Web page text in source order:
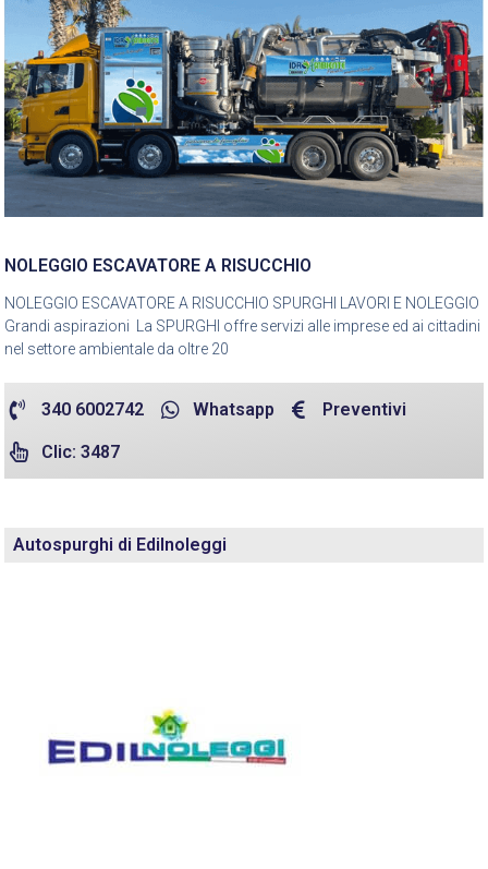
NOLEGGIO ESCAVATORE A RISUCCHIO
NOLEGGIO ESCAVATORE A RISUCCHIO SPURGHI LAVORI E NOLEGGIO
Grandi aspirazioni La SPURGHI offre servizi alle imprese ed ai cittadini
nel settore ambientale da oltre 20
340 6002742 Whatsapp Preventivi
Clic: 3487
Autospurghi di Edilnoleggi